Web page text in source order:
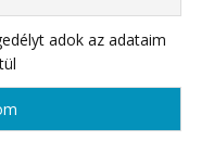
adok az adataim